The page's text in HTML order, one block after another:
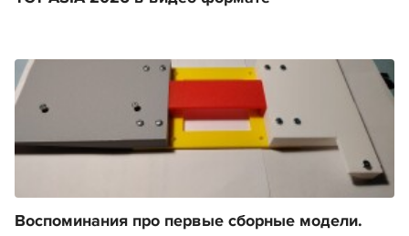
Воспоминания про первые сборные модели.